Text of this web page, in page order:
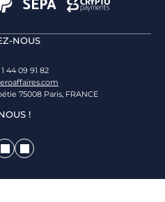
NOUS
44 09 91 82
75008 Paris, FRANCE
!